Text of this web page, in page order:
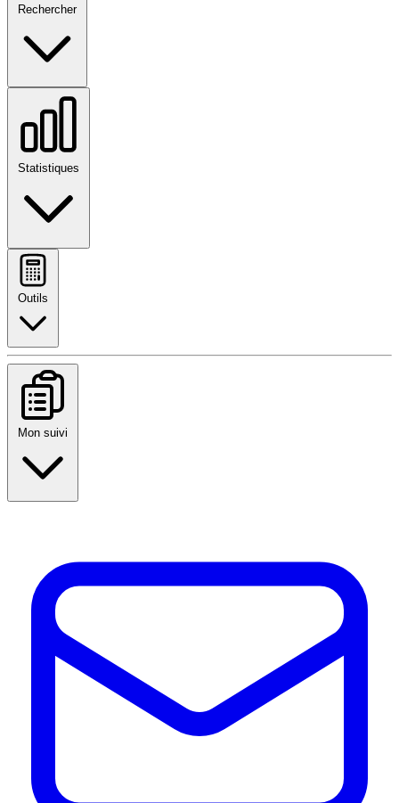
Rechercher
Statistiques
Outils
Mon suivi